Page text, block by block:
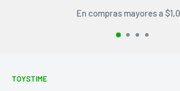
TOYSTIME